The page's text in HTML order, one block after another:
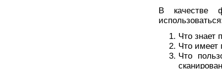
В качестве
Что знает
Что имеет
Что